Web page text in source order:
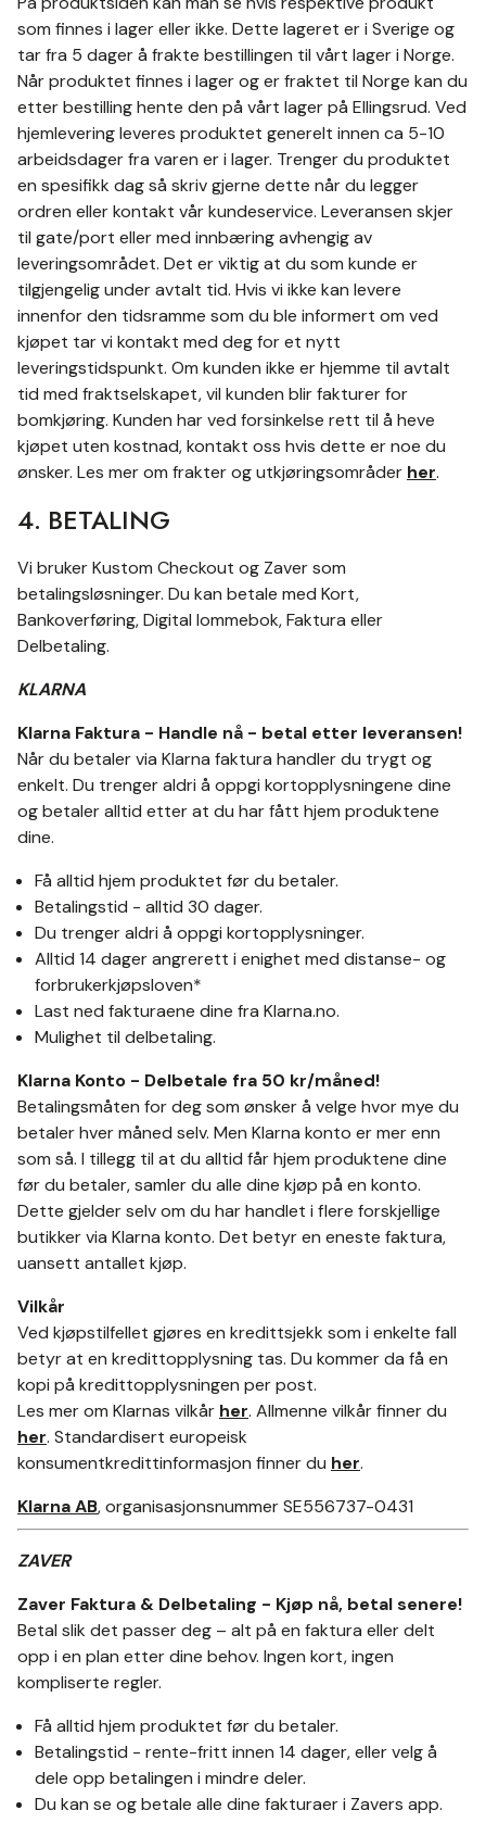
som finnes i lager eller ikke. Dette lageret er i Sverige og
tar fra 5 dager å frakte bestillingen til vårt lager i Norge.
Når produktet finnes i lager og er fraktet til Norge kan du
etter bestilling hente den på vårt lager på Ellingsrud. Ved
hjemlevering leveres produktet generelt innen ca 5-10
arbeidsdager fra varen er i lager. Trenger du produktet
en spesifikk dag så skriv gjerne dette når du legger
ordren eller kontakt vår kundeservice. Leveransen skjer
til gate/port eller med innbæring avhengig av
leveringsområdet. Det er viktig at du som kunde er
tilgjengelig under avtalt tid. Hvis vi ikke kan levere
innenfor den tidsramme som du ble informert om ved
kjøpet tar vi kontakt med deg for et nytt
leveringstidspunkt. Om kunden ikke er hjemme til avtalt
tid med fraktselskapet, vil kunden blir fakturer for
bomkjøring. Kunden har ved forsinkelse rett til å heve
kjøpet uten kostnad, kontakt oss hvis dette er noe du
ønsker. Les mer om frakter og utkjøringsområder her.
4. BETALING
Vi bruker Kustom Checkout og Zaver som
betalingsløsninger. Du kan betale med Kort,
Bankoverføring, Digital lommebok, Faktura eller
Delbetaling.
KLARNA
Klarna Faktura - Handle nå - betal etter leveransen!
Når du betaler via Klarna faktura handler du trygt og
enkelt. Du trenger aldri å oppgi kortopplysningene dine
og betaler alltid etter at du har fått hjem produktene
dine.
Få alltid hjem produktet før du betaler.
Betalingstid - alltid 30 dager.
Du trenger aldri å oppgi kortopplysninger.
Alltid 14 dager angrerett i enighet med distanse- og
forbrukerkjøpsloven*
Last ned fakturaene dine fra Klarna.no.
Mulighet til delbetaling.
Klarna Konto - Delbetale fra 50 kr/måned!
Betalingsmåten for deg som ønsker å velge hvor mye du
betaler hver måned selv. Men Klarna konto er mer enn
som så. I tillegg til at du alltid får hjem produktene dine
før du betaler, samler du alle dine kjøp på en konto.
Dette gjelder selv om du har handlet i flere forskjellige
butikker via Klarna konto. Det betyr en eneste faktura,
uansett antallet kjøp.
Vilkår
Ved kjøpstilfellet gjøres en kredittsjekk som i enkelte fall
betyr at en kredittopplysning tas. Du kommer da få en
kopi på kredittopplysningen per post.
Les mer om Klarnas vilkår her. Allmenne vilkår finner du
her. Standardisert europeisk
konsumentkredittinformasjon finner du her.
Klarna AB, organisasjonsnummer SE556737-0431
ZAVER
Zaver Faktura & Delbetaling - Kjøp nå, betal senere!
Betal slik det passer deg – alt på en faktura eller delt
opp i en plan etter dine behov. Ingen kort, ingen
kompliserte regler.
Få alltid hjem produktet før du betaler.
Betalingstid - rente-fritt innen 14 dager, eller velg å
dele opp betalingen i mindre deler.
Du kan se og betale alle dine fakturaer i Zavers app.